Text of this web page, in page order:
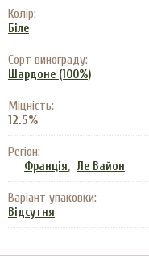
Колір:
Біле
Сорт винограду:
Шардоне (100%)
Міцність:
12.5%
Регіон:
Франція, Ле Вайон
Варіант упаковки:
Відсутня